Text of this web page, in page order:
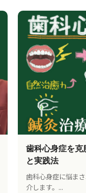
歯科心身症を克
と実践法
歯科心身症に悩ま
介します。...